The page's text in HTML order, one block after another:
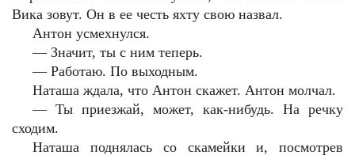
Вика зовут. Он в ее честь яхту свою назвал.
Антон усмехнулся.
—Значит, ты с ним теперь.
—Работаю. По выходным.
Наташа ждала, что Антон скажет. Антон молчал.
—Ты приезжай, может, как-нибудь. На речку
сходим.
Наташа поднялась со скамейки и, посмотрев